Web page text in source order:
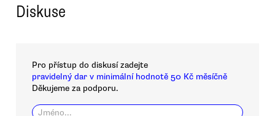
Diskuse
Pro přístup do diskusí zadejte
pravidelný dar v minimální hodnotě 50 Kč měsíčně
Děkujeme za podporu.